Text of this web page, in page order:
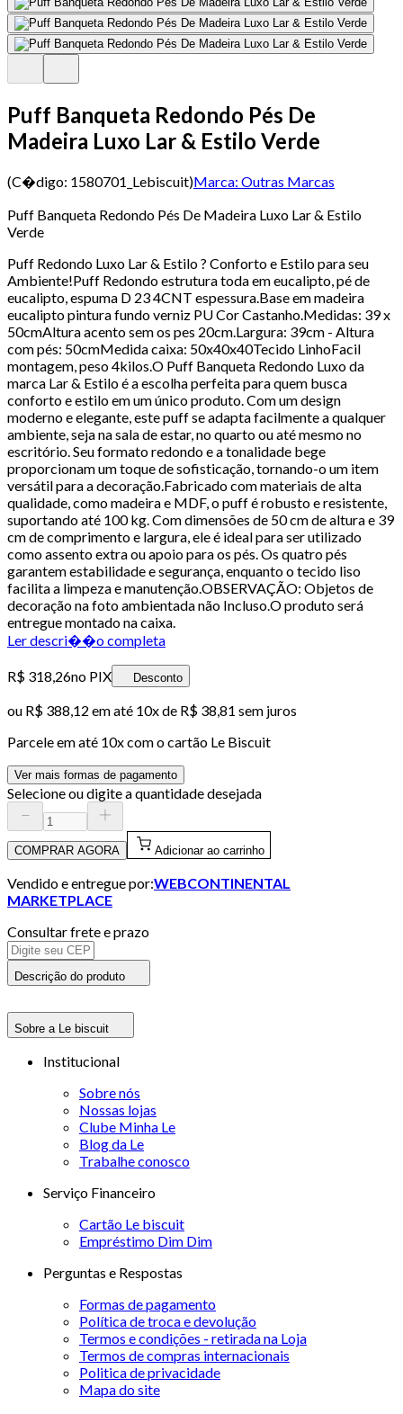
Puff Banqueta Redondo Pés De
Madeira Luxo Lar & Estilo Verde
(C�digo: 1580701_Lebiscuit)Marca: Outras Marcas
Puff Banqueta Redondo Pés De Madeira Luxo Lar & Estilo
Verde
Puff Redondo Luxo Lar & Estilo ? Conforto e Estilo para seu
Ambiente!Puff Redondo estrutura toda em eucalipto, pé de
eucalipto, espuma D 23 4CNT espessura.Base em madeira
eucalipto pintura fundo verniz PU Cor Castanho.Medidas: 39 x
50cmAltura acento sem os pes 20cm.Largura: 39cm - Altura
com pés: 50cmMedida caixa: 50x40x40Tecido LinhoFacil
montagem, peso 4kilos.O Puff Banqueta Redondo Luxo da
marca Lar & Estilo é a escolha perfeita para quem busca
conforto e estilo em um único produto. Com um design
moderno e elegante, este puff se adapta facilmente a qualquer
ambiente, seja na sala de estar, no quarto ou até mesmo no
escritório. Seu formato redondo e a tonalidade bege
proporcionam um toque de sofisticação, tornando-o um item
versátil para a decoração.Fabricado com materiais de alta
qualidade, como madeira e MDF, o puff é robusto e resistente,
suportando até 100 kg. Com dimensões de 50 cm de altura e 39
cm de comprimento e largura, ele é ideal para ser utilizado
como assento extra ou apoio para os pés. Os quatro pés
garantem estabilidade e segurança, enquanto o tecido liso
facilita a limpeza e manutenção.OBSERVAÇÃO: Objetos de
decoração na foto ambientada não Incluso.O produto será
entregue montado na caixa.
Ler descri��o completa
R$ 318,26no PIX Desconto
ou R$ 388,12 em até 10x de R$ 38,81 sem juros
Parcele em até 10x com o cartão Le Biscuit
Ver mais formas de pagamento
Selecione ou digite a quantidade desejada
COMPRAR AGORA Adicionar ao carrinho
Vendido e entregue por:WEBCONTINENTAL
MARKETPLACE
Consultar frete e prazo
Descrição do produto
Sobre a Le biscuit
Institucional
Sobre nós
Nossas lojas
Clube Minha Le
Blog da Le
Trabalhe conosco
Serviço Financeiro
Cartão Le biscuit
Empréstimo Dim Dim
Perguntas e Respostas
Formas de pagamento
Política de troca e devolução
Termos e condições - retirada na Loja
Termos de compras internacionais
Politica de privacidade
Mapa do site